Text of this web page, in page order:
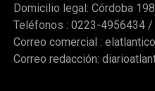
Domicilio legal: Córdoba
Teléfonos : 0223-4956434
Correo comercial :
Correo redacción: